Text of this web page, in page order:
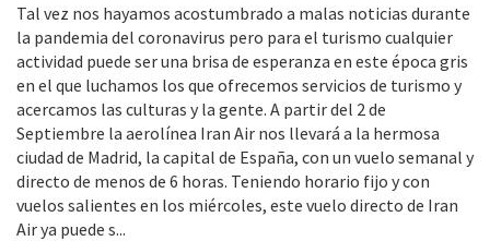
Tal vez nos hayamos acostumbrado a malas noticias durante
la pandemia del coronavirus pero para el turismo cualquier
actividad puede ser una brisa de esperanza en este época gris
en el que luchamos los que ofrecemos servicios de turismo y
acercamos las culturas y la gente. A partir del 2 de
Septiembre la aerolínea Iran Air nos llevará a la hermosa
ciudad de Madrid, la capital de España, con un vuelo semanal y
directo de menos de 6 horas. Teniendo horario fijo y con
vuelos salientes en los miércoles, este vuelo directo de Iran
Air ya puede s...